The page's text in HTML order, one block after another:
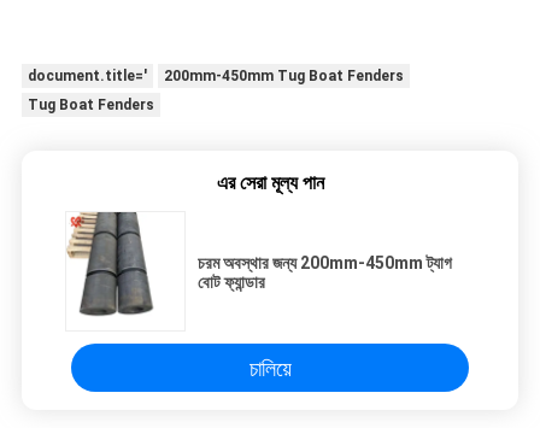
document.title='
200mm-450mm Tug Boat Fenders
Tug Boat Fenders
এর সেরা মূল্য পান
চরম অবস্থার জন্য 200mm-450mm ট্যাগ
বোট ফ্যান্ডার
চালিয়ে